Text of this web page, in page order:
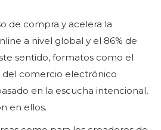
de compra y acelera la
a nivel global y el 86% de
sentido, formatos como el
del comercio electrónico
en la escucha intencional,
en ellos.